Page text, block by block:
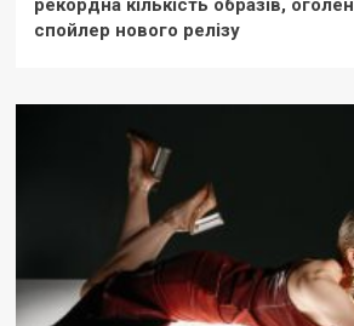
рекордна кількість образів,
спойлер нового релізу